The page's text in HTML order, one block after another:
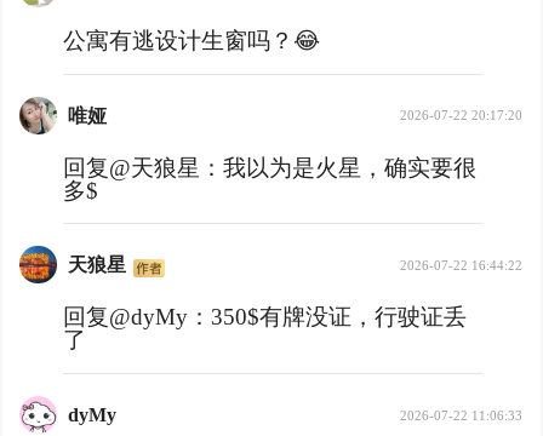
公寓有逃设计生窗吗？😂
唯娅 2026-07-22 20:17:20
回复@天狼星： 我以为是火星，确实要很
多$
天狼星 2026-07-22 16:44:22
回复@dyMy： 350$有牌没证，行驶证丢
了
dyMy 2026-07-22 11:06:33